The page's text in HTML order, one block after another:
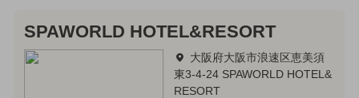
SPAWORLD HOTEL&RESORT
大阪府大阪市浪速区恵美須
東3-4-24 SPAWORLD HOTEL&
RESORT